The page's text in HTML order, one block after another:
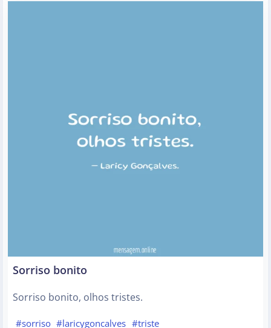
Sorriso bonito
Sorriso bonito, olhos tristes.
#sorriso #laricygoncalves #triste